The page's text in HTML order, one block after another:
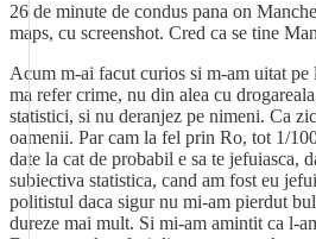
26 de minute de condus pana on
maps, cu screenshot. Cred ca se tine
Acum m-ai facut curios si m-am uitat
ma refer crime, nu din alea cu
statistici, si nu deranjez pe nimeni. Ca
oamenii. Par cam la fel prin Ro, tot 1/
date la cat de probabil e sa te jefuiasca,
subiectiva statistica, cand am fost eu
politistul daca sigur nu mi-am pierdut
dureze mai mult. Si mi-am amintit ca l-